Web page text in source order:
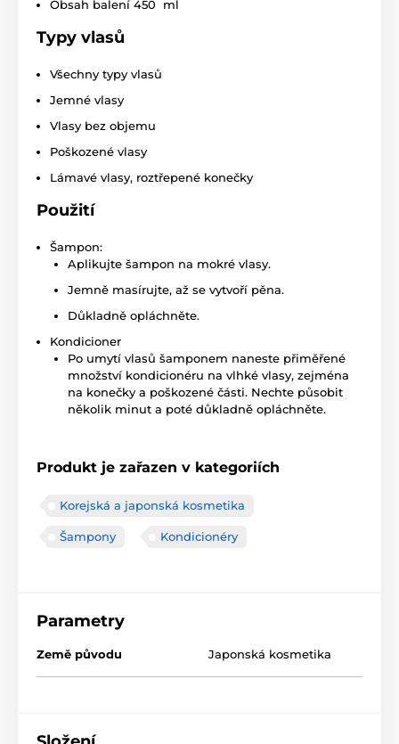
Obsah balení 450 ml
Typy vlasů
Všechny typy vlasů
Jemné vlasy
Vlasy bez objemu
Poškozené vlasy
Lámavé vlasy, roztřepené konečky
Použití
Šampon:
Aplikujte šampon na mokré vlasy.
Jemně masírujte, až se vytvoří pěna.
Důkladně opláchněte.
Kondicioner
Po umytí vlasů šamponem naneste přiměřené
množství kondicionéru na vlhké vlasy, zejména
na konečky a poškozené části. Nechte působit
několik minut a poté důkladně opláchněte.
Produkt je zařazen v kategoriích
Korejská a japonská kosmetika
Šampony Kondicionéry
Parametry
Země původu Japonská kosmetika